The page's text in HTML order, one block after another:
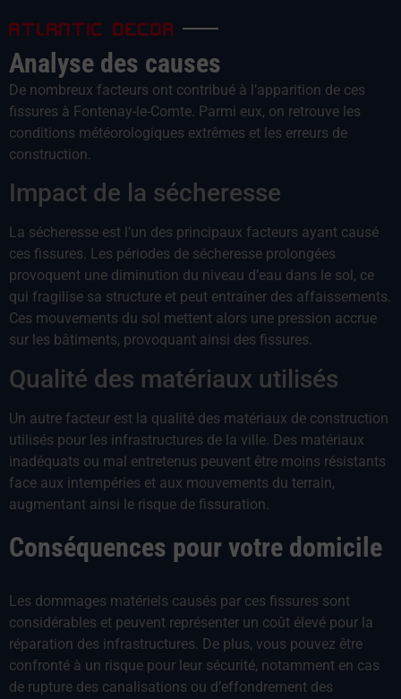
ATLANTIC DECOR
Analyse des causes
De nombreux facteurs ont contribué à l’apparition de ces
fissures à Fontenay-le-Comte. Parmi eux, on retrouve les
conditions météorologiques extrêmes et les erreurs de
construction.
Impact de la sécheresse
La sécheresse est l’un des principaux facteurs ayant causé
ces fissures. Les périodes de sécheresse prolongées
provoquent une diminution du niveau d’eau dans le sol, ce
qui fragilise sa structure et peut entraîner des affaissements.
Ces mouvements du sol mettent alors une pression accrue
sur les bâtiments, provoquant ainsi des fissures.
Qualité des matériaux utilisés
Un autre facteur est la qualité des matériaux de construction
utilisés pour les infrastructures de la ville. Des matériaux
inadéquats ou mal entretenus peuvent être moins résistants
face aux intempéries et aux mouvements du terrain,
augmentant ainsi le risque de fissuration.
Conséquences pour votre domicile
Les dommages matériels causés par ces fissures sont
considérables et peuvent représenter un coût élevé pour la
réparation des infrastructures. De plus, vous pouvez être
confronté à un risque pour leur sécurité, notamment en cas
de rupture des canalisations ou d’effondrement des